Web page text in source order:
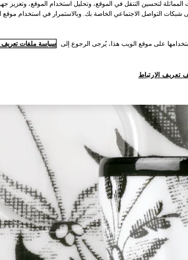
لتحسين التنقل في الموقع، وتحليل استخدام الموقع، وتعزيز
التواصل الاجتماعي الخاصة بك. وبالاستمرار في استخدام موقع
على موقع الويب هذا، يُرجى الرجوع إلى سياسة ملفات تعريف
تعريف الارتباط